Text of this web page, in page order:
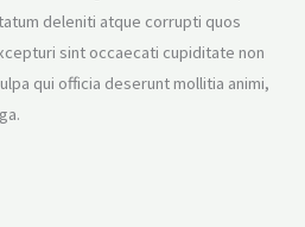
deleniti atque corrupti quos
sint occaecati cupiditate non
qui officia deserunt mollitia animi,